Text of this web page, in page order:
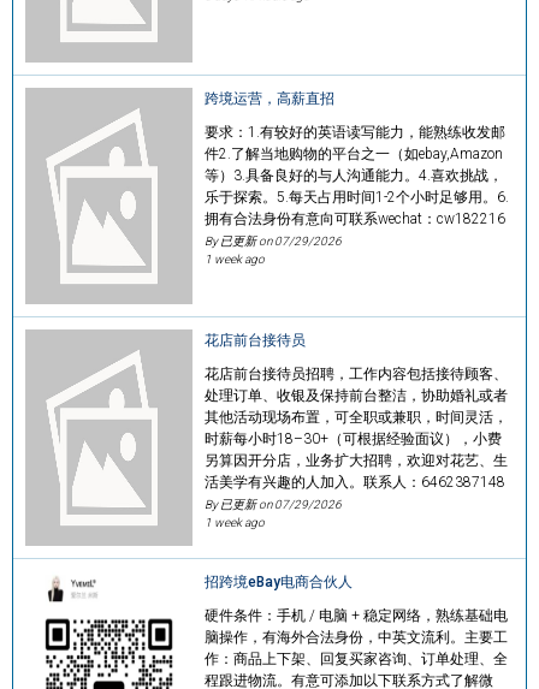
跨境运营，高薪直招
要求：1.有较好的英语读写能力，能熟练收发邮
件2.了解当地购物的平台之一（如ebay,Amazon
等）3.具备良好的与人沟通能力。4.喜欢挑战，
乐于探索。5.每天占用时间1-2个小时足够用。6.
拥有合法身份有意向可联系wechat：cw182216
By 已更新 on07/29/2026
1 week ago
花店前台接待员
花店前台接待员招聘，工作内容包括接待顾客、
处理订单、收银及保持前台整洁，协助婚礼或者
其他活动现场布置，可全职或兼职，时间灵活，
时薪每小时18–30+（可根据经验面议），小费
另算因开分店，业务扩大招聘，欢迎对花艺、生
活美学有兴趣的人加入。联系人：6462387148
By 已更新 on07/29/2026
1 week ago
招跨境eBay电商合伙人
硬件条件：手机 / 电脑 + 稳定网络，熟练基础电
脑操作，有海外合法身份，中英文流利。主要工
作：商品上下架、回复买家咨询、订单处理、全
程跟进物流。有意可添加以下联系方式了解微